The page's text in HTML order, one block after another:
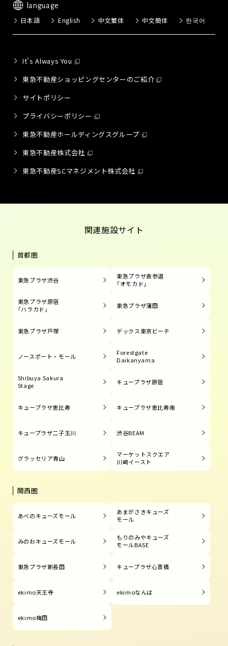
language
日本語 English 中文繁体 中文簡体 한국어
It's Always You
東急不動産ショッピングセンターのご紹介
サイトポリシー
プライバシーポリシー
東急不動産ホールディングスグループ
東急不動産株式会社
東急不動産SCマネジメント株式会社
関連施設サイト
首都圏
東急プラザ渋谷
東急プラザ表参道
「オモカド」
東急プラザ原宿
「ハラカド」
東急プラザ蒲田
東急プラザ戸塚 デックス東京ビーチ
ノースポート・モール
Forestgate
Daikanyama
Shibuya Sakura
Stage
キュープラザ原宿
キュープラザ恵比寿 キュープラザ恵比寿南
キュープラザ二子玉川 渋谷BEAM
グラッセリア青山
マーケットスクエア
川崎イースト
関西圏
あべのキューズモール
あまがさきキューズ
モール
みのおキューズモール
もりのみやキューズ
モールBASE
東急プラザ新長田 キュープラザ心斎橋
ekimo天王寺 ekimoなんば
ekimo梅田